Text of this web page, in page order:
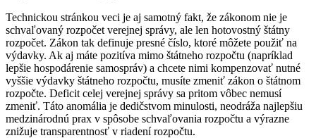
Technickou stránkou veci je aj samotný fakt, že zákonom nie je
schvaľovaný rozpočet verejnej správy, ale len hotovostný štátny
rozpočet. Zákon tak definuje presné číslo, ktoré môžete použiť na
výdavky. Ak aj máte pozitíva mimo štátneho rozpočtu (napríklad
lepšie hospodárenie samospráv) a chcete nimi kompenzovať nutné
vyššie výdavky štátneho rozpočtu, musíte zmeniť zákon o štátnom
rozpočte. Deficit celej verejnej správy sa pritom vôbec nemusí
zmeniť. Táto anomália je dedičstvom minulosti, neodráža najlepšiu
medzinárodnú prax v spôsobe schvaľovania rozpočtu a výrazne
znižuje transparentnosť v riadení rozpočtu.